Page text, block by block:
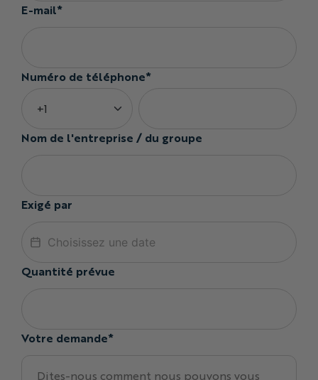
E-mail*
Numéro de téléphone*
Nom de l'entreprise / du groupe
Exigé par
Quantité prévue
Votre demande*